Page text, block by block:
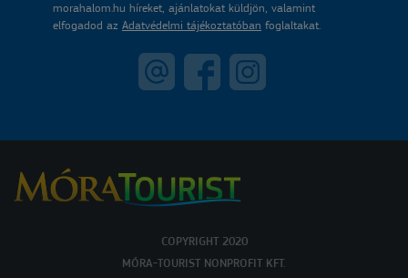
morahalom.hu híreket, ajánlatokat küldjön, valamint
elfogadod az Adatvédelmi tájékoztatóban foglaltakat.
COPYRIGHT 2020
MÓRA-TOURIST NONPROFIT KFT.